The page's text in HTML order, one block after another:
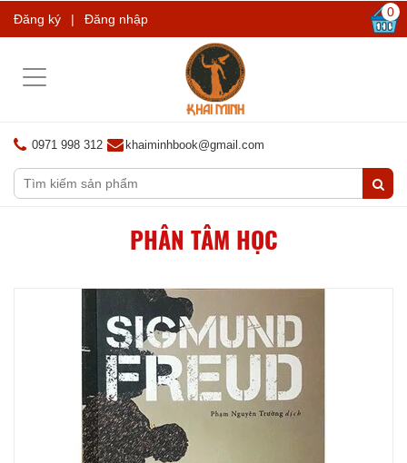
Đăng ký | Đăng nhập 0
Toggle
0971 998 312 khaiminhbook@gmail.com
PHÂN TÂM HỌC